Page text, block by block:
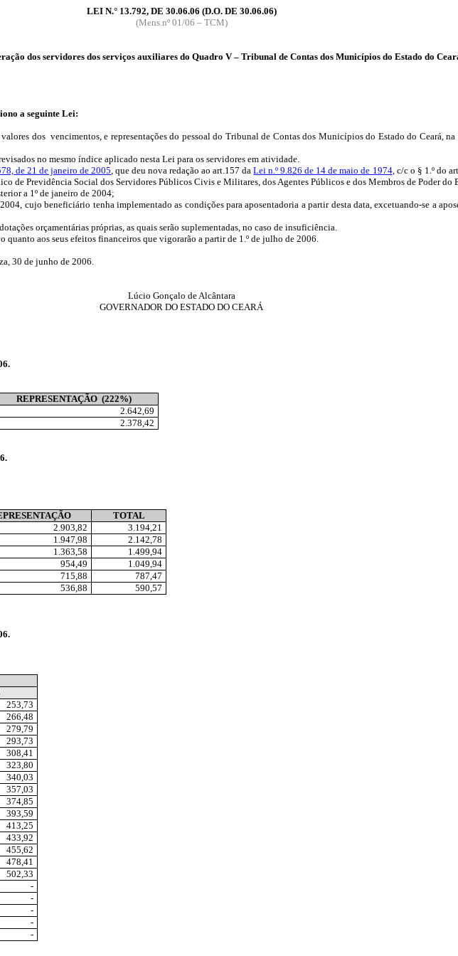
LEI N.° 13.792, DE 30.06.06 (D.O. DE 30.06.06)
(Mens.nº 01/06 – TCM)
dos servidores dos serviços auxiliares do Quadro V – Tribunal de Contas dos Municípios do Estado do
a seguinte Lei:
dos vencimentos, e representações do pessoal do Tribunal de Contas dos Municípios do Estado do Ceará,
no mesmo índice aplicado nesta Lei para os servidores em atividade.
de 21 de janeiro de 2005, que deu nova redação ao art.157 daLei n.º 9.826 de 14 de maio de 1974, c/c o § 1.º do
de Previdência Social dos Servidores Públicos Civis e Militares, dos Agentes Públicos e dos Membros de Poder do
a 1º de janeiro de 2004;
cujo beneficiário tenha implementado as condições para aposentadoria a partir desta data, excetuando-se a
orçamentárias próprias, as quais serão suplementadas, no caso de insuficiência.
quanto aos seus efeitos financeiros que vigorarão a partir de 1.º de julho de 2006.
30 de junho de 2006.
Lúcio Gonçalo de Alcântara
GOVERNADOR DO ESTADO DO CEARÁ
REPRESENTAÇÃO (222%)
2.642,69
2.378,42
TOTAL
2.903,82
3.194,21
1.947,98
2.142,78
1.363,58
1.499,94
954,49 1.049,94
715,88
787,47
536,88 590,57
253,73
266,48
279,79
293,73
308,41
323,80
340,03
357,03
374,85
393,59
413,25
433,92
455,62
478,41
502,33
-
-
-
-
-